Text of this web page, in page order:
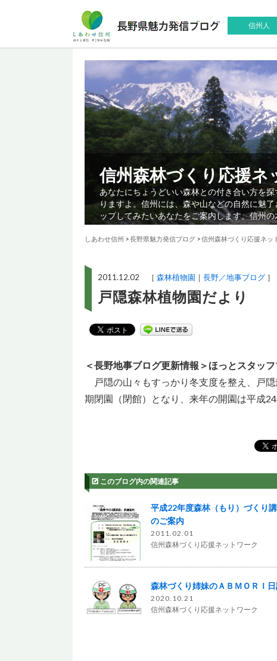
信州人
信州森林づくり応援ネ
あなたにちょうどいい森林との付き合い方を
りますよ。信州には、森や山などの自然に魅
ップしてみたいあなたをご案内します。信州
しあわせ信州 >長野県魅力発信ブログ >信州森林づくり応援ネッ
2011.12.02 ［ 森林植物園 長野／地事ブログ ］
戸隠森林植物園だより
＜長野地事ブログ更新情報＞ほっとスタッ
戸隠の山々もすっかり冬支度を整え、戸
期閉園（閉館）となり、来年の開園は平成
このブログ内の関連記事
平成22年度森林（もり）づくり
のご案内
2011.02.01
信州森林づくり応援ネットワーク
森林づくり姉妹のＡＢＭＯＲＩ
2020.10.21
信州森林づくり応援ネットワーク